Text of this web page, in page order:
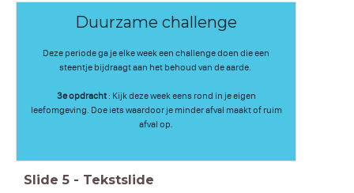
Duurzame challenge
Deze periode ga je elke week een challenge doen die een
steentje bijdraagt aan het behoud van de aarde.
3e opdracht: Kijk deze week eens rond in je eigen
leefomgeving. Doe iets waardoor je minder afval maakt of ruim
afval op.
Slide 5 - Tekstslide